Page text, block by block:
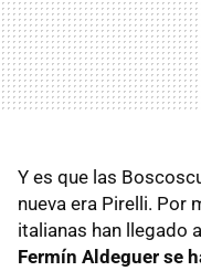
Y es que las
nueva era Pirelli. Por
italianas han llegado
Fermín Aldeguer se